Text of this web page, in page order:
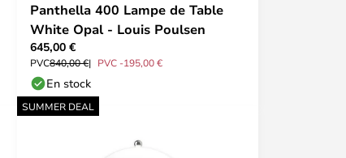
Panthella 400 Lampe de Table
White Opal - Louis Poulsen
645,00 €
PVC840,00 € PVC -195,00 €
En stock
SUMMER DEAL